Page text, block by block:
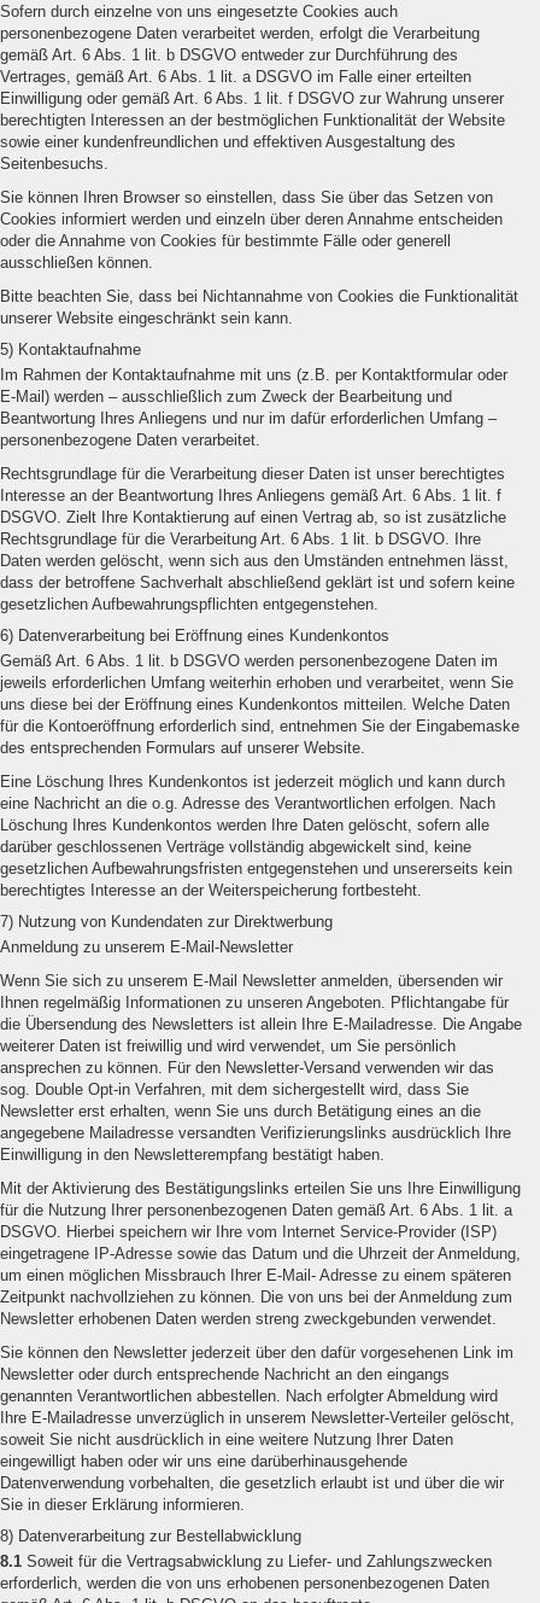
Sofern durch einzelne von uns eingesetzte Cookies auch
personenbezogene Daten verarbeitet werden, erfolgt die Verarbeitung
gemäß Art. 6 Abs. 1 lit. b DSGVO entweder zur Durchführung des
Vertrages, gemäß Art. 6 Abs. 1 lit. a DSGVO im Falle einer erteilten
Einwilligung oder gemäß Art. 6 Abs. 1 lit. f DSGVO zur Wahrung unserer
berechtigten Interessen an der bestmöglichen Funktionalität der Website
sowie einer kundenfreundlichen und effektiven Ausgestaltung des
Seitenbesuchs.
Sie können Ihren Browser so einstellen, dass Sie über das Setzen von
Cookies informiert werden und einzeln über deren Annahme entscheiden
oder die Annahme von Cookies für bestimmte Fälle oder generell
ausschließen können.
Bitte beachten Sie, dass bei Nichtannahme von Cookies die Funktionalität
unserer Website eingeschränkt sein kann.
5) Kontaktaufnahme
Im Rahmen der Kontaktaufnahme mit uns (z.B. per Kontaktformular oder
E-Mail) werden – ausschließlich zum Zweck der Bearbeitung und
Beantwortung Ihres Anliegens und nur im dafür erforderlichen Umfang –
personenbezogene Daten verarbeitet.
Rechtsgrundlage für die Verarbeitung dieser Daten ist unser berechtigtes
Interesse an der Beantwortung Ihres Anliegens gemäß Art. 6 Abs. 1 lit. f
DSGVO. Zielt Ihre Kontaktierung auf einen Vertrag ab, so ist zusätzliche
Rechtsgrundlage für die Verarbeitung Art. 6 Abs. 1 lit. b DSGVO. Ihre
Daten werden gelöscht, wenn sich aus den Umständen entnehmen lässt,
dass der betroffene Sachverhalt abschließend geklärt ist und sofern keine
gesetzlichen Aufbewahrungspflichten entgegenstehen.
6) Datenverarbeitung bei Eröffnung eines Kundenkontos
Gemäß Art. 6 Abs. 1 lit. b DSGVO werden personenbezogene Daten im
jeweils erforderlichen Umfang weiterhin erhoben und verarbeitet, wenn Sie
uns diese bei der Eröffnung eines Kundenkontos mitteilen. Welche Daten
für die Kontoeröffnung erforderlich sind, entnehmen Sie der Eingabemaske
des entsprechenden Formulars auf unserer Website.
Eine Löschung Ihres Kundenkontos ist jederzeit möglich und kann durch
eine Nachricht an die o.g. Adresse des Verantwortlichen erfolgen. Nach
Löschung Ihres Kundenkontos werden Ihre Daten gelöscht, sofern alle
darüber geschlossenen Verträge vollständig abgewickelt sind, keine
gesetzlichen Aufbewahrungsfristen entgegenstehen und unsererseits kein
berechtigtes Interesse an der Weiterspeicherung fortbesteht.
7) Nutzung von Kundendaten zur Direktwerbung
Anmeldung zu unserem E-Mail-Newsletter
Wenn Sie sich zu unserem E-Mail Newsletter anmelden, übersenden wir
Ihnen regelmäßig Informationen zu unseren Angeboten. Pflichtangabe für
die Übersendung des Newsletters ist allein Ihre E-Mailadresse. Die Angabe
weiterer Daten ist freiwillig und wird verwendet, um Sie persönlich
ansprechen zu können. Für den Newsletter-Versand verwenden wir das
sog. Double Opt-in Verfahren, mit dem sichergestellt wird, dass Sie
Newsletter erst erhalten, wenn Sie uns durch Betätigung eines an die
angegebene Mailadresse versandten Verifizierungslinks ausdrücklich Ihre
Einwilligung in den Newsletterempfang bestätigt haben.
Mit der Aktivierung des Bestätigungslinks erteilen Sie uns Ihre Einwilligung
für die Nutzung Ihrer personenbezogenen Daten gemäß Art. 6 Abs. 1 lit. a
DSGVO. Hierbei speichern wir Ihre vom Internet Service-Provider (ISP)
eingetragene IP-Adresse sowie das Datum und die Uhrzeit der Anmeldung,
um einen möglichen Missbrauch Ihrer E-Mail- Adresse zu einem späteren
Zeitpunkt nachvollziehen zu können. Die von uns bei der Anmeldung zum
Newsletter erhobenen Daten werden streng zweckgebunden verwendet.
Sie können den Newsletter jederzeit über den dafür vorgesehenen Link im
Newsletter oder durch entsprechende Nachricht an den eingangs
genannten Verantwortlichen abbestellen. Nach erfolgter Abmeldung wird
Ihre E-Mailadresse unverzüglich in unserem Newsletter-Verteiler gelöscht,
soweit Sie nicht ausdrücklich in eine weitere Nutzung Ihrer Daten
eingewilligt haben oder wir uns eine darüberhinausgehende
Datenverwendung vorbehalten, die gesetzlich erlaubt ist und über die wir
Sie in dieser Erklärung informieren.
8) Datenverarbeitung zur Bestellabwicklung
8.1 Soweit für die Vertragsabwicklung zu Liefer- und Zahlungszwecken
erforderlich, werden die von uns erhobenen personenbezogenen Daten